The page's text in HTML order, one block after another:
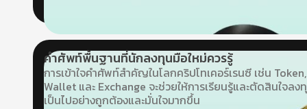
คำศัพท์พื้นฐานที่นักลงทุนมือใหม่ควรรู้
การเข้าใจคำศัพท์สำคัญในโลกคริปโทเคอร์เรนซี เช่น Token,
Wallet และ Exchange จะช่วยให้การเรียนรู้และตัดสินใจลง
เป็นไปอย่างถูกต้องและมั่นใจมากขึ้น